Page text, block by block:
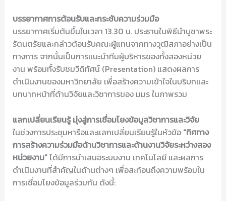
บรรยากาศการต้อนรับและกระชับความร่วมมือ
บรรยากาศเริ่มต้นขึ้นในเวลา 13.30 น. ประธานในพิธีนำบูชาพระ
รัตนตรัยและกล่าวต้อนรับคณะผู้แทนจากทางวุฒิสภาอย่างเป็น
ทางการ จากนั้นเป็นการแนะนำทีมผู้บริหารของทั้งสองหน่วย
งาน พร้อมทั้งรับชมวีดิทัศน์ (Presentation) แสดงผลการ
ดำเนินงานของมหาวิทยาลัย เพื่อสร้างความเข้าใจในบริบทและ
บทบาทหน้าที่ด้านวิจัยและวิชาการของ มมร ในภาพรวม
แลกเปลี่ยนเรียนรู้ มุ่งสู่การเชื่อมโยงข้อมูลวิชาการและวิจัย
ในช่วงการประชุมหารือและแลกเปลี่ยนเรียนรู้ในหัวข้อ“ทิศทาง
การสร้างความร่วมมือด้านวิชาการและด้านงานวิจัยระหว่างสอง
หน่วยงาน”ได้มีการนำเสนอระบบงาน เทคโนโลยี และผลการ
ดำเนินงานที่สำคัญในด้านต่างๆ เพื่อสะท้อนถึงความพร้อมใน
การเชื่อมโยงข้อมูลร่วมกัน ดังนี้: